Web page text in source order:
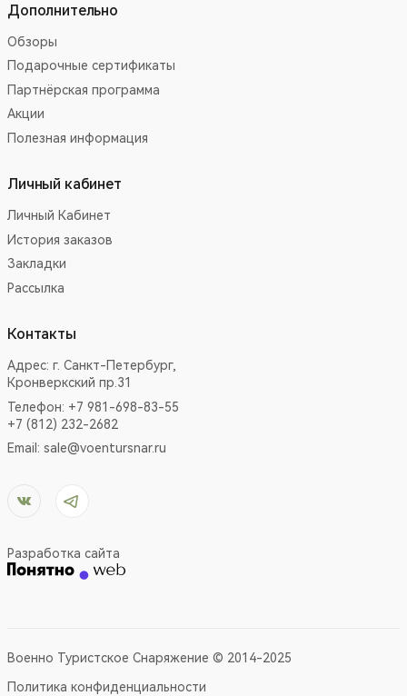
Дополнительно
Обзоры
Подарочные сертификаты
Партнёрская программа
Акции
Полезная информация
Личный кабинет
Личный Кабинет
История заказов
Закладки
Рассылка
Контакты
Адрес: г. Санкт-Петербург,
Кронверкский пр.31
Телефон: +7 981-698-83-55
+7 (812) 232-2682
Email: sale@voentursnar.ru
Разработка сайта
Военно Туристское Снаряжение © 2014-2025
Политика конфиденциальности